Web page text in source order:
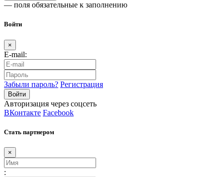
— поля обязательные к заполнению
Войти
×
E-mail:
Забыли пароль? Регистрация
Авторизация через соцсеть
ВКонтакте Facebook
Стать партнером
×
: